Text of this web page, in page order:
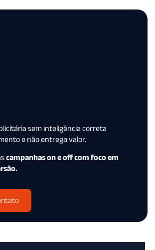
sem inteligência correta
e não entrega valor.
campanhas on e off com foco em